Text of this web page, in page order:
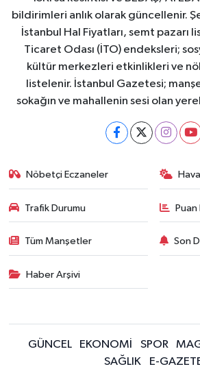
bildirimleri anlık olarak güncellenir.
İstanbul Hal Fiyatları, semt pazarı
Ticaret Odası (İTO) endeksleri;
kültür merkezleri etkinlikleri ve
listelenir. İstanbul Gazetesi;
sokağın ve mahallenin sesi olan
Nöbetçi Eczaneler
Trafik Durumu Puan
Tüm Manşetler Son
Haber Arşivi
GÜNCEL EKONOMİ SPOR
SAĞLIK
E-